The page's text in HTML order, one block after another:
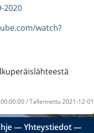
2020
watch?
/ Tallennettu 2021-12-01
―Yhteystiedot―